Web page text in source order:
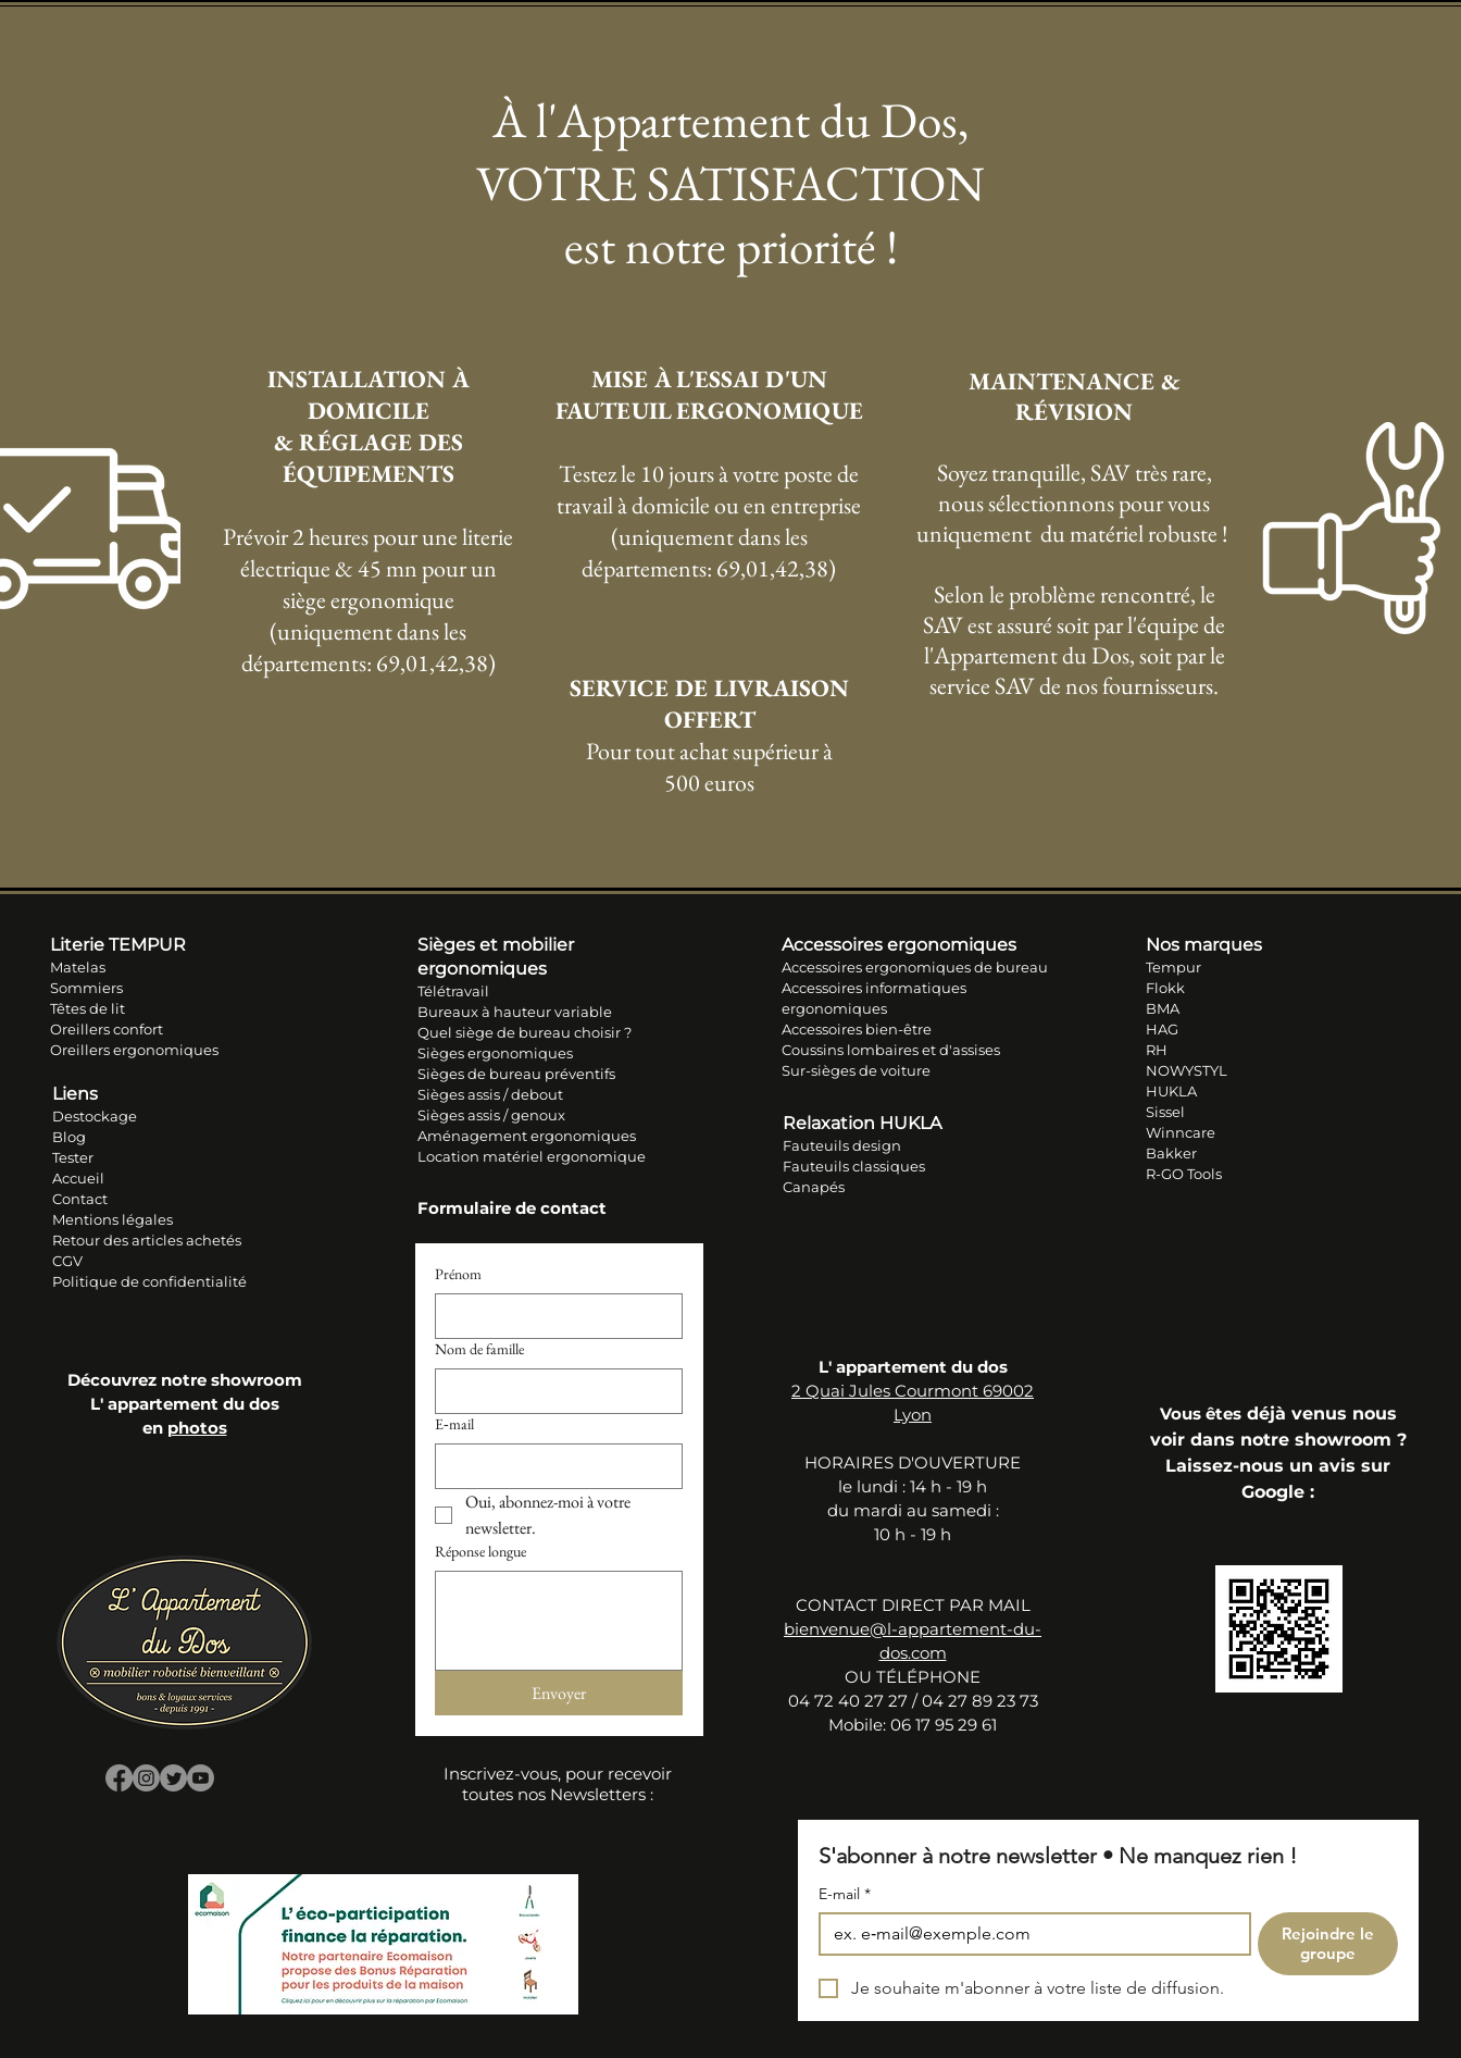
À l'Appartement du Dos,
VOTRE SATISFACTION
est notre priorité !
INSTALLATION À
DOMICILE
& RÉGLAGE DES
ÉQUIPEMENTS
Prévoir 2 heures pour une literie
électrique & 45 mn pour un
siège ergonomique
(uniquement dans les
départements: 69,01,42,38)
MISE À L'ESSAI D'UN
FAUTEUIL ERGONOMIQUE
Testez le 10 jours à votre poste de
travail à domicile ou en entreprise
(uniquement dans les
départements: 69,01,42,38)
SERVICE DE LIVRAISON
OFFERT
Pour tout achat supérieur à
500 euros
MAINTENANCE &
RÉVISION
Soyez tranquille, SAV très rare,
nous sélectionnons pour vous
uniquement du matériel robuste !
Selon le problème rencontré, le
SAV est assuré soit par l'équipe de
l'Appartement du Dos, soit par le
service SAV de nos fournisseurs.
Literie TEMPUR
Matelas
Sommiers
Têtes de lit
Oreillers confort
Oreillers ergonomiques
Liens
Destockage
Blog
Tester
Accueil
Contact
Mentions légales
Retour des articles achetés
CGV
Politique de confidentialité
Sièges et mobilier
ergonomiques
Télétravail
Bureaux à hauteur variable
Quel siège de bureau choisir ?
Sièges ergonomiques
Sièges de bureau préventifs
Sièges assis / debout
Sièges assis / genoux
Aménagement ergonomiques
Location matériel ergonomique
Formulaire de contact
Accessoires ergonomiques
Accessoires ergonomiques de bureau
Accessoires informatiques
ergonomiques
Accessoires bien-être
Coussins lombaires et d'assises
Sur-sièges de voiture
Relaxation HUKLA
Fauteuils design
Fauteuils classiques
Canapés
Nos marques
Tempur
Flokk
BMA
HAG
RH
NOWYSTYL
HUKLA
Sissel
Winncare
Bakker
R-GO Tools
Découvrez notre showroom
L' appartement du dos
en photos
Prénom
Nom de famille
E‑mail
Oui, abonnez-moi à votre
newsletter.
Réponse longue
Envoyer
Inscrivez-vous, pour recevoir
toutes nos Newsletters :
L' appartement du dos
2 Quai Jules Courmont 69002
Lyon
HORAIRES D'OUVERTURE
le ​lundi : 14 h - 19 h
du mardi au samedi :
10 h - 19 h
CONTACT DIRECT PAR MAIL
bienvenue@l-appartement-du-
dos.com
OU TÉLÉPHONE
04 72 40 27 27 / 04 27 89 23 73
Mobile: 06 17 95 29 61
Vous êtes déjà venus nous
voir dans notre showroom ?
Laissez-nous un avis sur
Google :
S'abonner à notre newsletter • Ne manquez rien !
E-mail *
Rejoindre le
groupe
Je souhaite m'abonner à votre liste de diffusion.